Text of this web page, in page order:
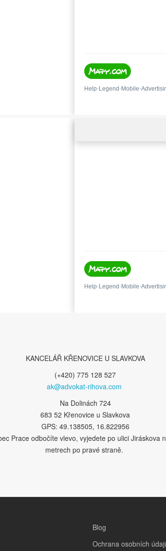
KANCELÁŘ KŘENOVICE U SLAVKOVA
(+420) 775 128 527
ak@advokat-rihova.com
Na Dolinách 724
683 52 Křenovice u Slavkova
GPS: 49.138505, 16.822956
Prace odbočíte vlevo, vyjedete po ulici
metrech po pravé straně.
Blog
Ochrana osobních